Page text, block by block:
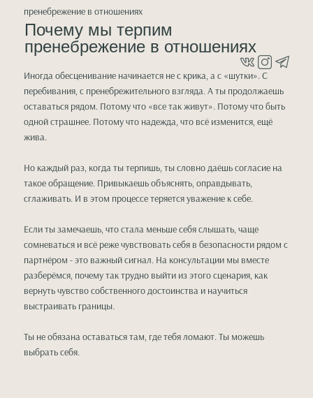
пренебрежение в отношениях
Почему мы терпим
пренебрежение в отношениях
Иногда обесценивание начинается не с крика, а с «шутки». С
перебивания, с пренебрежительного взгляда. А ты продолжаешь
оставаться рядом. Потому что «все так живут». Потому что быть
одной страшнее. Потому что надежда, что всё изменится, ещё
жива.
Но каждый раз, когда ты терпишь, ты словно даёшь согласие на
такое обращение. Привыкаешь объяснять, оправдывать,
сглаживать. И в этом процессе теряется уважение к себе.
Если ты замечаешь, что стала меньше себя слышать, чаще
сомневаться и всё реже чувствовать себя в безопасности рядом с
партнёром - это важный сигнал. На консультации мы вместе
разберёмся, почему так трудно выйти из этого сценария, как
вернуть чувство собственного достоинства и научиться
выстраивать границы.
Ты не обязана оставаться там, где тебя ломают. Ты можешь
выбрать себя.